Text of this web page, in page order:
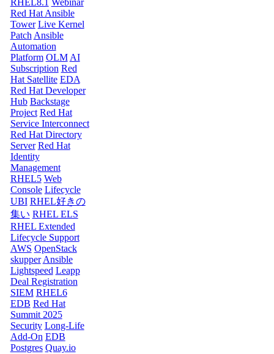
RHEL8.1 Webinar
Red Hat Ansible
Tower Live Kernel
Patch Ansible
Automation
Platform OLM AI
Subscription Red
Hat Satellite EDA
Red Hat Developer
Hub Backstage
Project Red Hat
Service Interconnect
Red Hat Directory
Server Red Hat
Identity
Management
RHEL5 Web
Console Lifecycle
UBI RHEL好きの
集い RHEL ELS
RHEL Extended
Lifecycle Support
AWS OpenStack
skupper Ansible
Lightspeed Leapp
Deal Registration
SIEM RHEL6
EDB Red Hat
Summit 2025
Security Long-Life
Add-On EDB
Postgres Quay.io